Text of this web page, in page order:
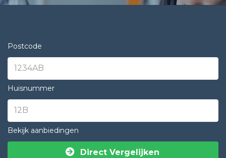
Postcode
Huisnummer
Bekijk aanbiedingen
Direct Vergelijken